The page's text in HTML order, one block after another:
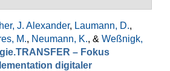
J. Alexander, Laumann, D.,
M., Neumann, K., & Weßnigk,
– Fokus
digitaler